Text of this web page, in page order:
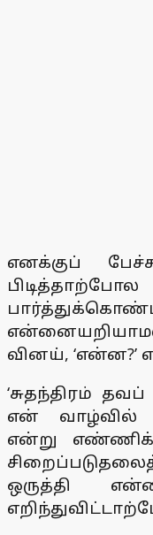
எனக்குப்
வினய், ‘என்ன?’
‘சுதந்திரம்
என் வாழ்வில்
என்று
ஒருத்தி